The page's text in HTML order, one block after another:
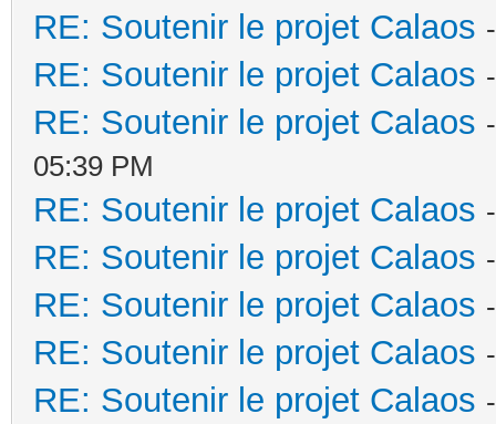
RE: Soutenir le projet Calaos
RE: Soutenir le projet Calaos
RE: Soutenir le projet Calaos
05:39 PM
RE: Soutenir le projet Calaos
RE: Soutenir le projet Calaos
RE: Soutenir le projet Calaos
RE: Soutenir le projet Calaos
RE: Soutenir le projet Calaos